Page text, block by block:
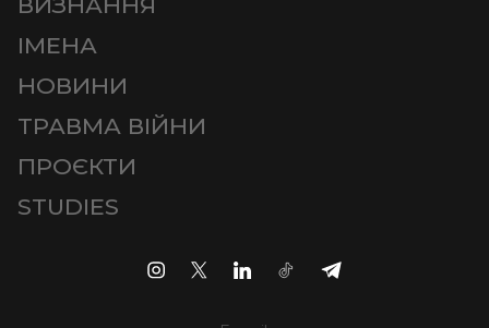
ІМЕНА
НОВИНИ
ТРАВМА ВІЙНИ
ПРОЄКТИ
STUDIES